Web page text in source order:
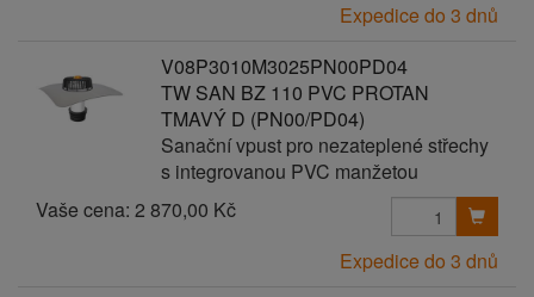
Expedice do 3 dnů
V08P3010M3025PN00PD04
TW SAN BZ 110 PVC PROTAN
TMAVÝ D (PN00/PD04)
Sanační vpust pro nezateplené střechy
s integrovanou PVC manžetou
Vaše cena: 2 870,00 Kč
Expedice do 3 dnů